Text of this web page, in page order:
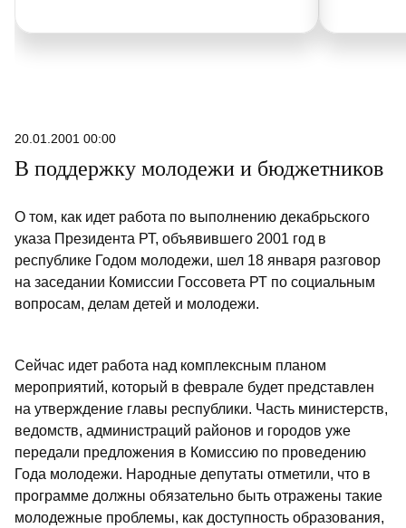
20.01.2001 00:00
В поддержку молодежи и бюджетников
О том, как идет работа по выполнению декабрьского
указа Президента РТ, объявившего 2001 год в
республике Годом молодежи, шел 18 января разговор
на заседании Комиссии Госсовета РТ по социальным
вопросам, делам детей и молодежи.
Сейчас идет работа над комплексным планом
мероприятий, который в феврале будет представлен
на утверждение главы республики. Часть министерств,
ведомств, администраций районов и городов уже
передали предложения в Комиссию по проведению
Года молодежи. Народные депутаты отметили, что в
программе должны обязательно быть отражены такие
молодежные проблемы, как доступность образования,